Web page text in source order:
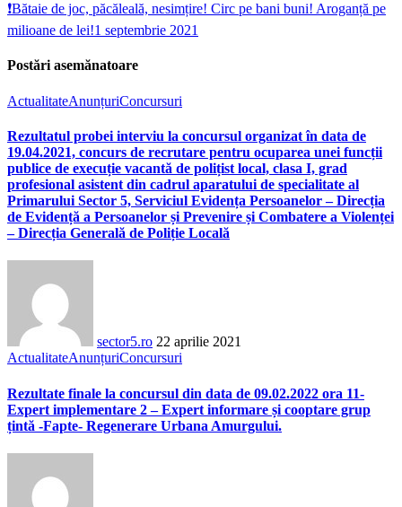
❗Bătaie de joc, păcăleală, nesimțire! Circ pe bani buni! Aroganță pe
milioane de lei!1 septembrie 2021
Postări asemănatoare
ActualitateAnunțuriConcursuri
Rezultatul probei interviu la concursul organizat în data de
19.04.2021, concurs de recrutare pentru ocuparea unei funcții
publice de execuție vacantă de polițist local, clasa I, grad
profesional asistent din cadrul aparatului de specialitate al
Primarului Sector 5, Serviciul Evidența Persoanelor – Direcția
de Evidență a Persoanelor și Prevenire și Combatere a Violenței
– Direcția Generală de Poliție Locală
sector5.ro 22 aprilie 2021
ActualitateAnunțuriConcursuri
Rezultate finale la concursul din data de 09.02.2022 ora 11-
Expert implementare 2 – Expert informare și cooptare grup
țintă -Fapte- Regenerare Urbana Amurgului.